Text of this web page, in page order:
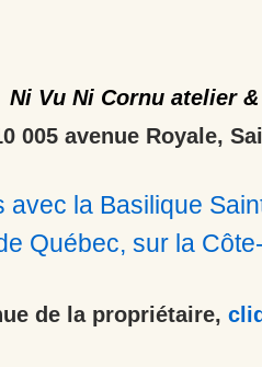
Ni Vu Ni Cornu atelier
005 avenue Royale,
avec la Basilique
Québec, sur la
de la propriétaire,